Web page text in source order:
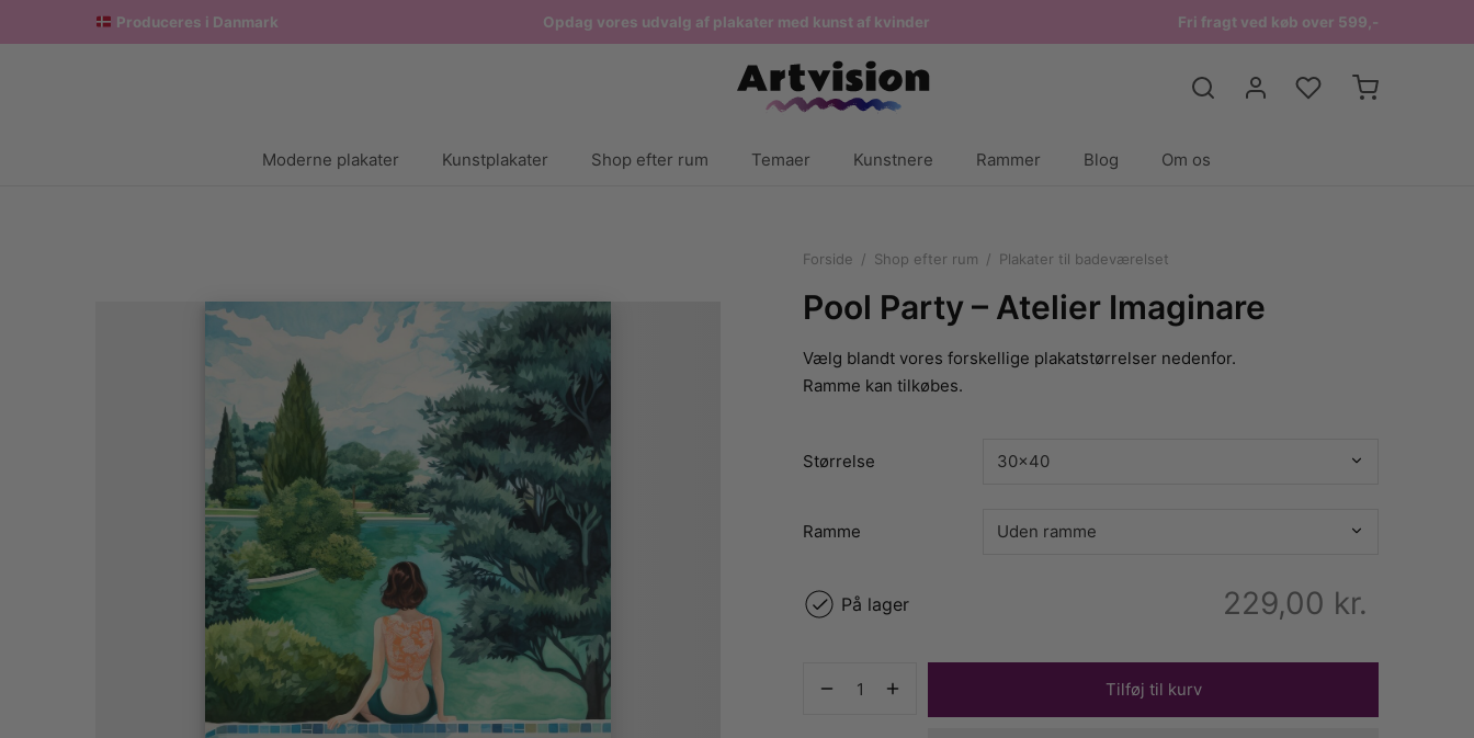
Produceres i Danmark Opdag vores udvalg af plakater med kunst af kvinder Fri fragt ved køb over 599,-
Moderne plakater Kunstplakater Shop efter rum Temaer Kunstnere Rammer Blog Om os
Forside / Shop efter rum / Plakater til badeværelset
Pool Party – Atelier Imaginare
Vælg blandt vores forskellige plakatstørrelser nedenfor.
Ramme kan tilkøbes.
Størrelse
Ramme
229,00 kr.
På lager
Tilføj til kurv